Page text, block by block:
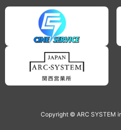
Copyright © ARC SYSTEM